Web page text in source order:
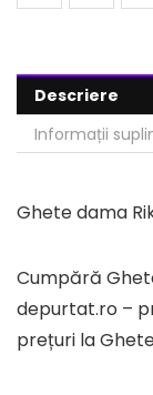
Descriere
Informații
Ghete dama
Cumpără
depurtat.ro –
prețuri la